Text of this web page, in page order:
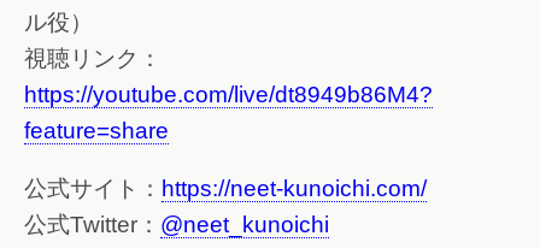
ル役）
視聴リンク：
https://youtube.com/live/dt8949b86M4?
feature=share
公式サイト： https://neet-kunoichi.com/
公式Twitter： @neet_kunoichi